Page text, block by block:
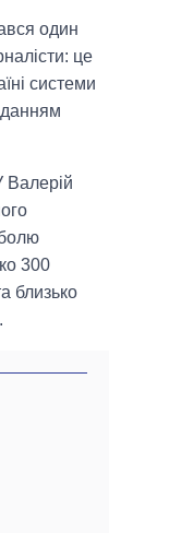
один
це
системи
Валерій
300
близько